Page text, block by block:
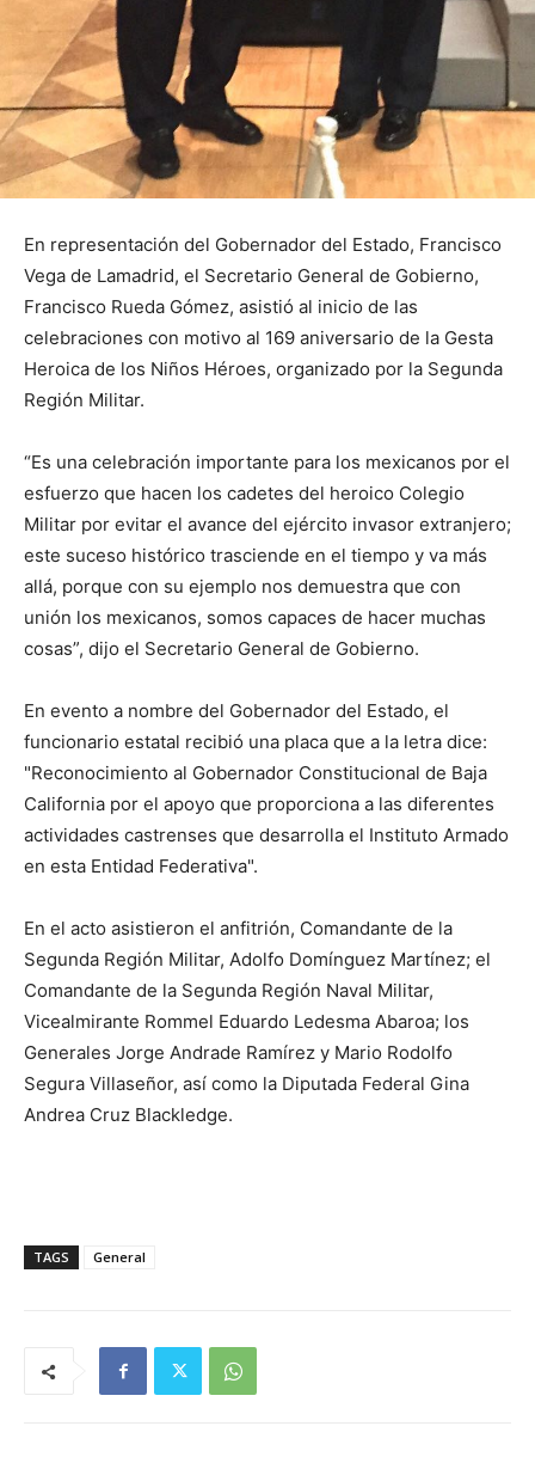
En representación del Gobernador del Estado, Francisco
Vega de Lamadrid, el Secretario General de Gobierno,
Francisco Rueda Gómez, asistió al inicio de las
celebraciones con motivo al 169 aniversario de la Gesta
Heroica de los Niños Héroes, organizado por la Segunda
Región Militar.
“Es una celebración importante para los mexicanos por el
esfuerzo que hacen los cadetes del heroico Colegio
Militar por evitar el avance del ejército invasor extranjero;
este suceso histórico trasciende en el tiempo y va más
allá, porque con su ejemplo nos demuestra que con
unión los mexicanos, somos capaces de hacer muchas
cosas”, dijo el Secretario General de Gobierno.
En evento a nombre del Gobernador del Estado, el
funcionario estatal recibió una placa que a la letra dice:
"Reconocimiento al Gobernador Constitucional de Baja
California por el apoyo que proporciona a las diferentes
actividades castrenses que desarrolla el Instituto Armado
en esta Entidad Federativa".
En el acto asistieron el anfitrión, Comandante de la
Segunda Región Militar, Adolfo Domínguez Martínez; el
Comandante de la Segunda Región Naval Militar,
Vicealmirante Rommel Eduardo Ledesma Abaroa; los
Generales Jorge Andrade Ramírez y Mario Rodolfo
Segura Villaseñor, así como la Diputada Federal Gina
Andrea Cruz Blackledge.
TAGS General